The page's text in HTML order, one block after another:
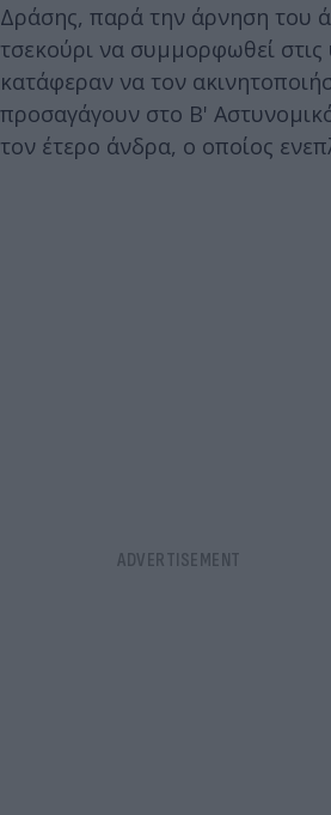
Δράσης, παρά την άρνηση του
τσεκούρι να συμμορφωθεί στις
κατάφεραν να τον
προσαγάγουν στο Β'
τον έτερο άνδρα, ο οποίος